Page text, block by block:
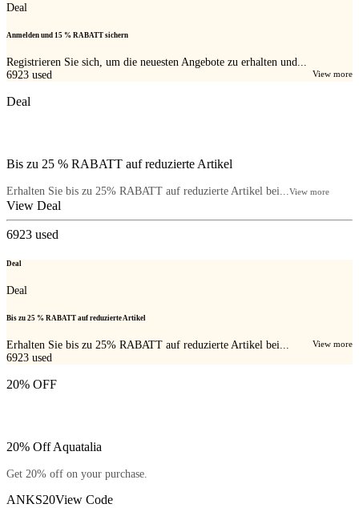
Deal
Anmelden und 15 % RABATT sichern
Registrieren Sie sich, um die neuesten Angebote zu erhalten und...
View more
6923 used
Deal
Bis zu 25 % RABATT auf reduzierte Artikel
Erhalten Sie bis zu 25% RABATT auf reduzierte Artikel bei...View more
View Deal
6923 used
Deal
Deal
Bis zu 25 % RABATT auf reduzierte Artikel
Erhalten Sie bis zu 25% RABATT auf reduzierte Artikel bei... View more
6923 used
20% OFF
20% Off Aquatalia
Get 20% off on your purchase.
ANKS20View Code